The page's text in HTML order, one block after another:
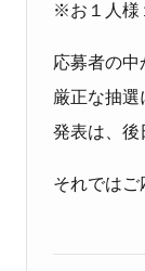
※お１人様
応募者の中
厳正な抽選
発表は、後
それではご